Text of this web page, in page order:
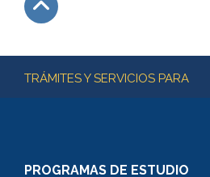
Más información
TRÁMITES Y SERVICIOS PARA
PROGRAMAS DE ESTUDIO